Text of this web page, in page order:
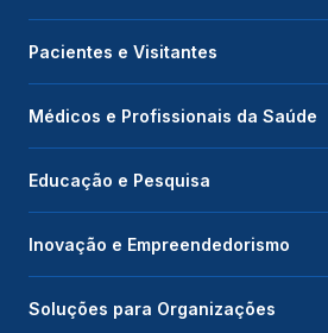
Pacientes e Visitantes
Médicos e Profissionais da Saúde
Educação e Pesquisa
Inovação e Empreendedorismo
Soluções para Organizações